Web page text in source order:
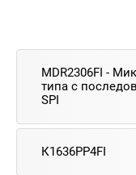
MDR2306FI -
типа с
SPI
К1636РР4FI